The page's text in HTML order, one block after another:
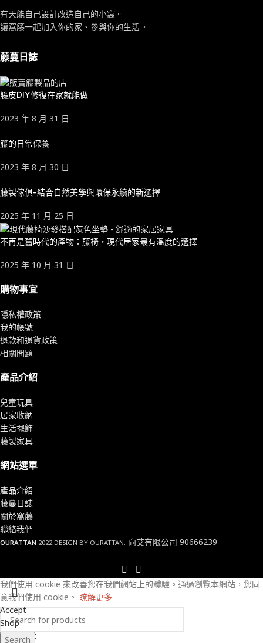
有天能自己設計改造自己的小窩。
讓窩籐一起加入你的家、參與你的生活。
藤蔓日誌
籐皮DIY修復在家就能做
2023 年 8 月 31 日
籐的日常保養
2023 年 8 月 30 日
藤製傢俱-結合自然美學與環保永續的新選擇
2025 年 11 月 25 日
不再是舊時代的產物：藤椅，現代居家最有溫度的選擇
2025 年 10 月 31 日
購物事宜
隱私權政策
我的帳號
退款和退貨政策
相關問題
產品介紹
兒童玩具
居家收納
生活擺飾
藤製家具
網站選單
產品介紹
藤蔓日誌
關於窩藤
聯絡我們
OURATTAN 2022 DESIGN BY OURATTAN. 向艾有限公司 90666239
Search
我們使用 cookie 來改善您在我們網站上的體驗。 通過瀏覽本網站，您同
意我們使用 cookie。 瞭解更多
Accept
Shop
Wishlist